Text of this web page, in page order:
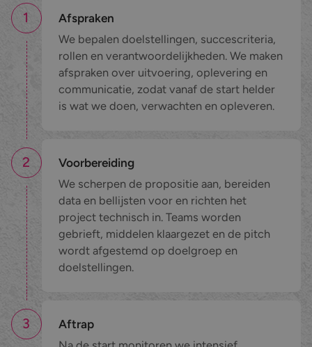
1
Afspraken
We bepalen doelstellingen, succescriteria,
rollen en verantwoordelijkheden. We maken
afspraken over uitvoering, oplevering en
communicatie, zodat vanaf de start helder
is wat we doen, verwachten en opleveren.
2
Voorbereiding
We scherpen de propositie aan, bereiden
data en bellijsten voor en richten het
project technisch in. Teams worden
gebrieft, middelen klaargezet en de pitch
wordt afgestemd op doelgroep en
doelstellingen.
3
Aftrap